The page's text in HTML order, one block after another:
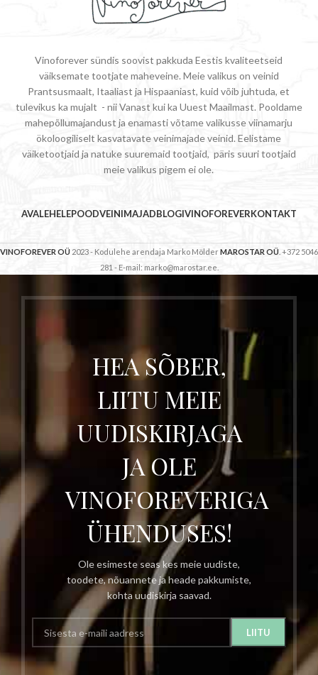
Vinoforever sündis soovist pakkuda Eestis kvaliteetseid
väiksemate tootjate maheveine. Meie valikus on veinid
Prantsusmaalt, Itaaliast ja Hispaaniast, kuid võib juhtuda, et
tulevikus ka mujalt - nii Vanast kui ka Uuest Maailmast. Pooldame
mahepõllumajandust ja enamasti võtame valikusse viinamarju
ökoloogiliselt kasvatavate veinimajade veinid. Eelistame
väiketootjaid ja natuke suuremaid tootjaid, päris suuri tootjaid
meie valikus pigem ei ole.
AVALEHELEPOODVEINIMAJADBLOGIVINOFOREVERKONTAKT
VINOFOREVER OÜ 2023 - Kodulehe arendaja Marko MölderMAROSTAR OÜ . +372 5046
281 - E-mail: marko@marostar.ee.
HEA SÕBER,
LIITU MEIE
UUDISKIRJAGA
JA OLE
VINOFOREVERIGA
ÜHENDUSES!
Ole esimeste seas kes meie uudiste,
toodete, nõuannete ja heade pakkumiste,
kohta uudiskirja saavad.